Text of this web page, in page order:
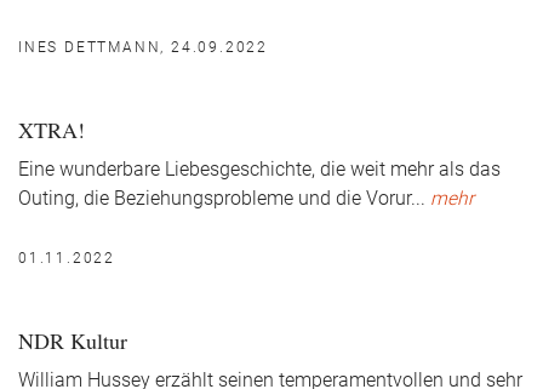
INES DETTMANN, 24.09.2022
XTRA!
Eine wunderbare Liebesgeschichte, die weit mehr als das
Outing, die Beziehungsprobleme und die Vorur... mehr
01.11.2022
NDR Kultur
William Hussey erzählt seinen temperamentvollen und sehr